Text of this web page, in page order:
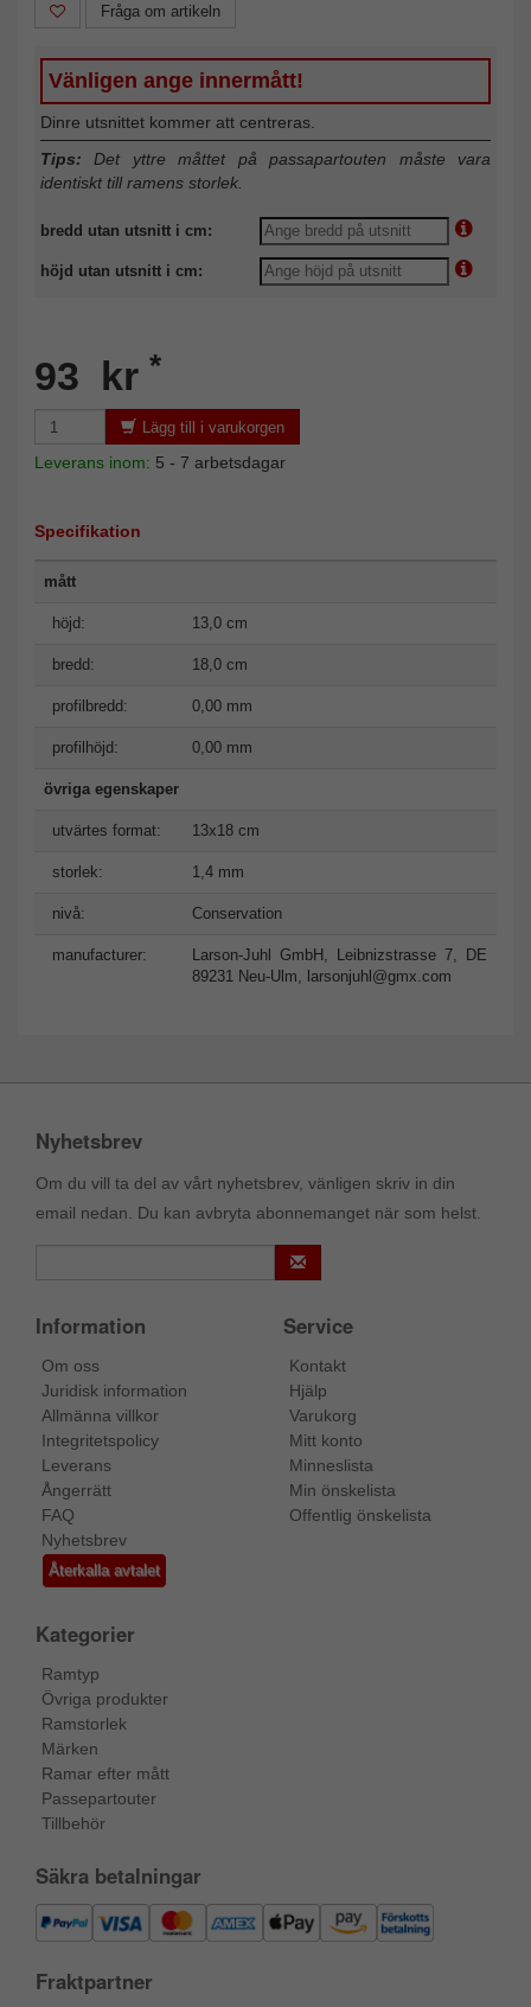
Fråga om artikeln
Vänligen ange innermått!
Dinre utsnittet kommer att centreras.
Tips: Det yttre måttet på passapartouten måste vara
identiskt till ramens storlek.
bredd utan utsnitt i cm:
höjd utan utsnitt i cm:
93 kr *
Lägg till i varukorgen
Leverans inom: 5 - 7 arbetsdagar
Specifikation
mått
höjd: 13,0 cm
bredd: 18,0 cm
profilbredd: 0,00 mm
profilhöjd: 0,00 mm
övriga egenskaper
utvärtes format: 13x18 cm
storlek: 1,4 mm
nivå: Conservation
manufacturer:
Larson-Juhl GmbH, Leibnizstrasse 7, DE
89231 Neu-Ulm, larsonjuhl@gmx.com
Nyhetsbrev
Om du vill ta del av vårt nyhetsbrev, vänligen skriv in din
email nedan. Du kan avbryta abonnemanget när som helst.
Information
Om oss
Juridisk information
Allmänna villkor
Integritetspolicy
Leverans
Ångerrätt
FAQ
Nyhetsbrev
Återkalla avtalet
Service
Kontakt
Hjälp
Varukorg
Mitt konto
Minneslista
Min önskelista
Offentlig önskelista
Kategorier
Ramtyp
Övriga produkter
Ramstorlek
Märken
Ramar efter mått
Passepartouter
Tillbehör
Säkra betalningar
Fraktpartner